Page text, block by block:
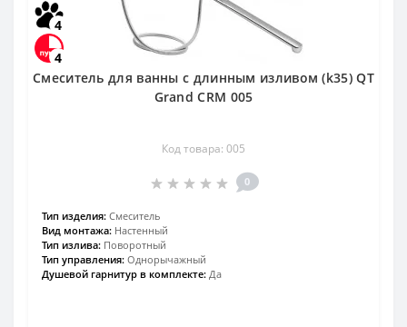
4
4
Смеситель для ванны с длинным изливом (k35) QT
Grand CRM 005
Код товара: 005
0
Тип изделия: Смеситель
Вид монтажа: Настенный
Тип излива: Поворотный
Тип управления: Однорычажный
Душевой гарнитур в комплекте: Да